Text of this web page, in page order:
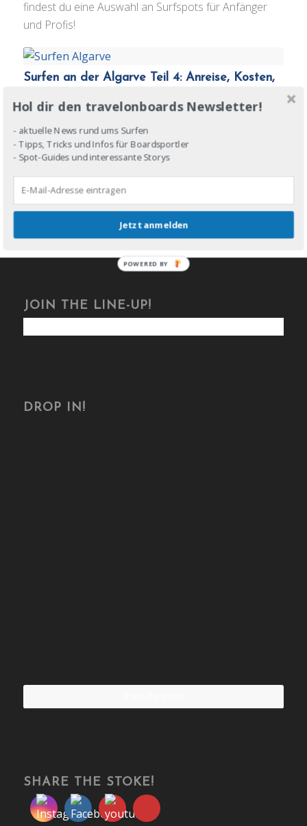
findest du eine Auswahl an Surfspots für Anfänger
und Profis!
Surfen an der Algarve Teil 4: Anreise, Kosten,
14. Januar 2017
Wie du an die Algarve kommst, die Möglichkeiten für
deinen mobilen Wellencheck und was du zwischen
JOIN THE LINE-UP!
DROP IN!
SHARE THE STOKE!
Hol dir den travelonboards Newsletter!
- aktuelle News rund ums Surfen
- Tipps, Tricks und Infos für Boardsportler
- Spot-Guides und interessante Storys
Jetzt anmelden
POWERED BY